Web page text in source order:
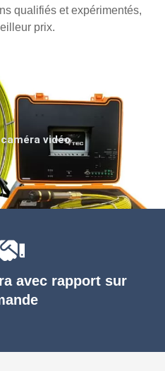
qualifiés et expérimentés,
prix.
avec rapport sur
vidéo